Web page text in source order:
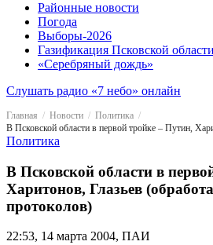
Районные новости
Погода
Выборы-2026
Газификация Псковской области
«Серебряный дождь»
Слушать радио «7 небо» онлайн
Главная Новости
Политика
Политика
В Псковской области в
Харитонов, Глазьев
протоколов)
22:53, 14 марта 2004, ПАИ